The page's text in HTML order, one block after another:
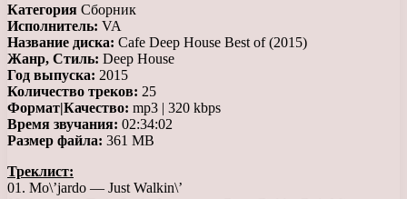
Категория Сборник
Исполнитель: VA
Название диска: Cafe Deep House Best of (2015)
Жанр, Стиль: Deep House
Год выпуска: 2015
Количество треков: 25
Формат|Качество: mp3 | 320 kbps
Время звучания: 02:34:02
Размер файла: 361 MB
Треклист:
01. Mo\’jardo — Just Walkin\’